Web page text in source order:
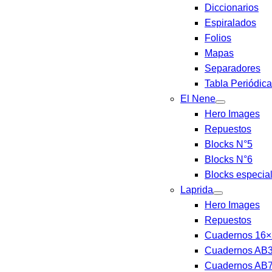
Diccionarios
Espiralados
Folios
Mapas
Separadores
Tabla Periódica
El Nene
Hero Images
Repuestos
Blocks N°5
Blocks N°6
Blocks
Laprida
Hero Images
Repuestos
Cuadernos
Cuadernos
Cuadernos